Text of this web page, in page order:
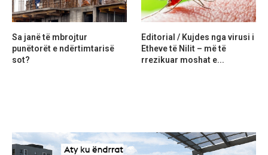
Sa janë të mbrojtur
punëtorët e ndërtimtarisë
sot?
Editorial / Kujdes nga virusi i
Etheve të Nilit – më të
rrezikuar moshat e...